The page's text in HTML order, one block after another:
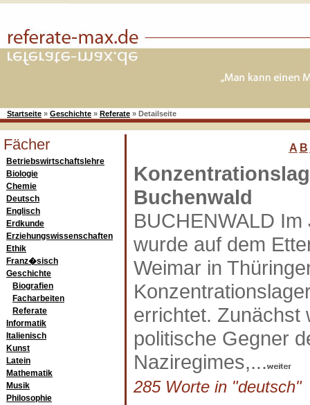
Startseite » Geschichte » Referate » Detailseite
Fächer
Betriebswirtschaftslehre
Biologie
Chemie
Deutsch
Englisch
Erdkunde
Erziehungswissenschaften
Ethik
Franz�sisch
Geschichte
Biografien
Facharbeiten
Referate
Informatik
Italienisch
Kunst
Latein
Mathematik
Musik
Philosophie
A B
Buchenwald
BUCHENWALD Im
wurde auf dem
Weimar in
errichtet. Zunächst
politische Gegner
Naziregimes,...
285 Worte in